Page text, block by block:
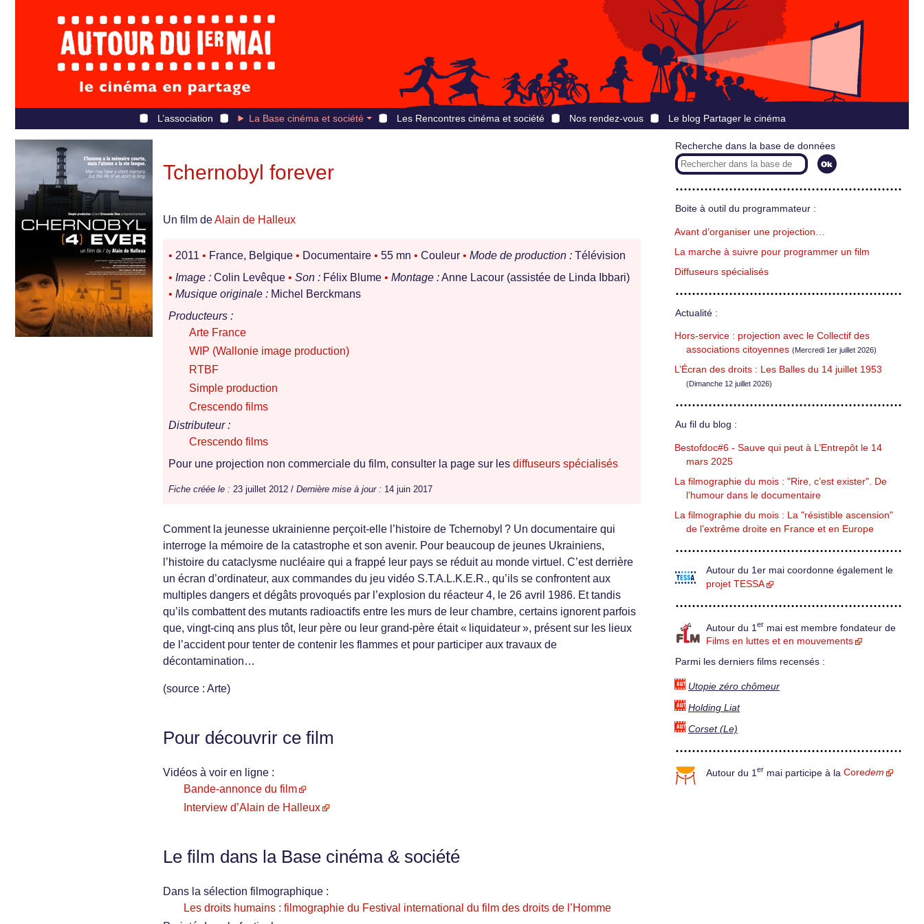
L’association La Base cinéma et société Les Rencontres cinéma et société Nos rendez-vous Le blog Partager le cinéma
Tchernobyl forever
Un film deAlain de Halleux
• 2011 • France, Belgique • Documentaire • 55 mn • Couleur • Mode de production : Télévision
• Image : Colin Levêque • Son : Félix Blume • Montage :Anne Lacour (assistée de Linda Ibbari)
• Musique originale : Michel Berckmans
Producteurs :
Arte France
WIP (Wallonie image production)
RTBF
Simple production
Crescendo films
Distributeur :
Crescendo films
Pour une projection non commerciale du film, consulter la page sur les diffuseurs spécialisés
Fiche créée le : 23 juillet 2012 / Dernière mise à jour : 14 juin 2017
Comment la jeunesse ukrainienne perçoit-elle l’histoire de Tchernobyl ? Un documentaire qui
interroge la mémoire de la catastrophe et son avenir. Pour beaucoup de jeunes Ukrainiens,
l’histoire du cataclysme nucléaire qui a frappé leur pays se réduit au monde virtuel. C’est derrière
un écran d’ordinateur, aux commandes du jeu vidéo S.T.A.L.K.E.R., qu’ils se confrontent aux
multiples dangers et dégâts provoqués par l’explosion du réacteur 4, le 26 avril 1986. Et tandis
qu’ils combattent des mutants radioactifs entre les murs de leur chambre, certains ignorent parfois
que, vingt-cinq ans plus tôt, leur père ou leur grand-père était « liquidateur », présent sur les lieux
de l’accident pour tenter de contenir les flammes et pour participer aux travaux de
décontamination…
(source : Arte)
Pour découvrir ce film
Vidéos à voir en ligne :
Bande-annonce du film
Interview d’Alain de Halleux
Le film dans la Base cinéma & société
Dans la sélection filmographique :
Les droits humains : filmographie du Festival international du film des droits de l’Homme
Recherche dans la base de données
Boite à outil du programmateur :
Avant d’organiser une projection…
La marche à suivre pour programmer un film
Diffuseurs spécialisés
Actualité :
Hors-service : projection avec le Collectif des
associations citoyennes (Mercredi 1er juillet 2026)
L’Écran des droits : Les Balles du 14 juillet 1953
(Dimanche 12 juillet 2026)
Au fil du blog :
Bestofdoc#6 - Sauve qui peut à L’Entrepôt le 14
mars 2025
La filmographie du mois : "Rire, c’est exister". De
l’humour dans le documentaire
La filmographie du mois : La "résistible ascension"
de l’extrême droite en France et en Europe
Autour du 1er mai coordonne également le
projet TESSA
Autour du 1 er mai est membre fondateur de
Films en luttes et en mouvements
Parmi les derniers films recensés :
Utopie zéro chômeur
Holding Liat
Corset (Le)
Autour du 1 er mai participe à la Coredem